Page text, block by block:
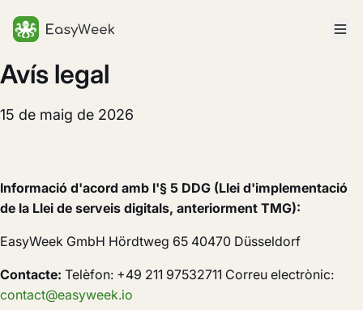
Avís legal
15 de maig de 2026
Informació d'acord amb l'§ 5 DDG (Llei d'implementació
de la Llei de serveis digitals, anteriorment TMG):
EasyWeek GmbH Hördtweg 65 40470 Düsseldorf
Contacte: Telèfon: +49 211 97532711 Correu electrònic:
contact@easyweek.io